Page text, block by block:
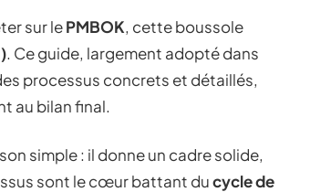
sur lePMBOK, cette boussole
. Ce guide, largement adopté dans
processus concrets et détaillés,
au bilan final.
simple : il donne un cadre solide,
sont le cœur battant ducycle de